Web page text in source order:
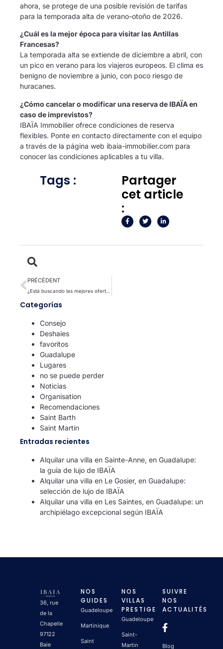
ahora, se protege de una posible revisión de tarifas
para la temporada alta de verano-otoño de 2026.
¿Cuál es la mejor época para visitar las Antillas
Francesas?
La temporada alta se extiende de diciembre a abril, con
un pico en verano para los viajeros europeos. El clima es
benigno de noviembre a junio, con poco riesgo de
huracanes.
¿Cómo cancelar o modificar una reserva de IBAÏA en
caso de imprevistos?
IBAÏA Immobilier ofrece condiciones de reserva
flexibles. Ponte en contacto directamente con el equipo
a través de la página web ibaia-immobilier.com para
conocer las condiciones aplicables a tu villa.
Tags :
Partager
cet article
:
PRÉCÉDENT
¿Está buscando las mejores ofertas para unas vacaciones exitosas en las Antillas?
Categorías
Consejo
Deshaies
favoritos
Guadalupe
Lugares
no se puede perder
Noticias
Organisation
Recomendaciones
Saint Barth
Saint Martin
Entradas recientes
Alquilar una villa en Sainte-Anne, en Guadalupe:
la guía de lujo de IBAÏA
Alquilar una villa en Le Gosier, en Guadalupe:
selección de lujo de IBAÏA
Alquilar una villa en Les Saintes, en Guadalupe: un
archipiélago excepcional según IBAÏA
36, rue
de la
Chapelle
97122
Baie
NOS
GUIDES
Guadeloupe
Martinique
Saint
NOS
VILLAS
PRESTIGE
Guadeloupe
Saint-
Martin
SUIVRE
NOS
ACTUALITÉS
Blog